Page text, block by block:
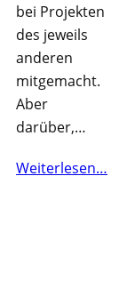
bei Projekten
des jeweils
anderen
mitgemacht.
Aber
darüber,…
Weiterlesen…